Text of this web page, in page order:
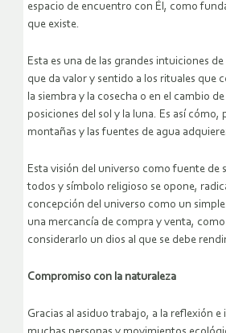
espacio de encuentro con Él, como
que existe.
Esta es una de las grandes intuiciones
que da valor y sentido a los rituales que
la siembra y la cosecha o en el cambio
posiciones del sol y la luna. Es así cómo,
montañas y las fuentes de agua
Esta visión del universo como fuente de
todos y símbolo religioso se opone,
concepción del universo como un
una mercancía de compra y venta,
considerarlo un dios al que se debe
Compromiso con la naturaleza
Gracias al asiduo trabajo, a la reflexión